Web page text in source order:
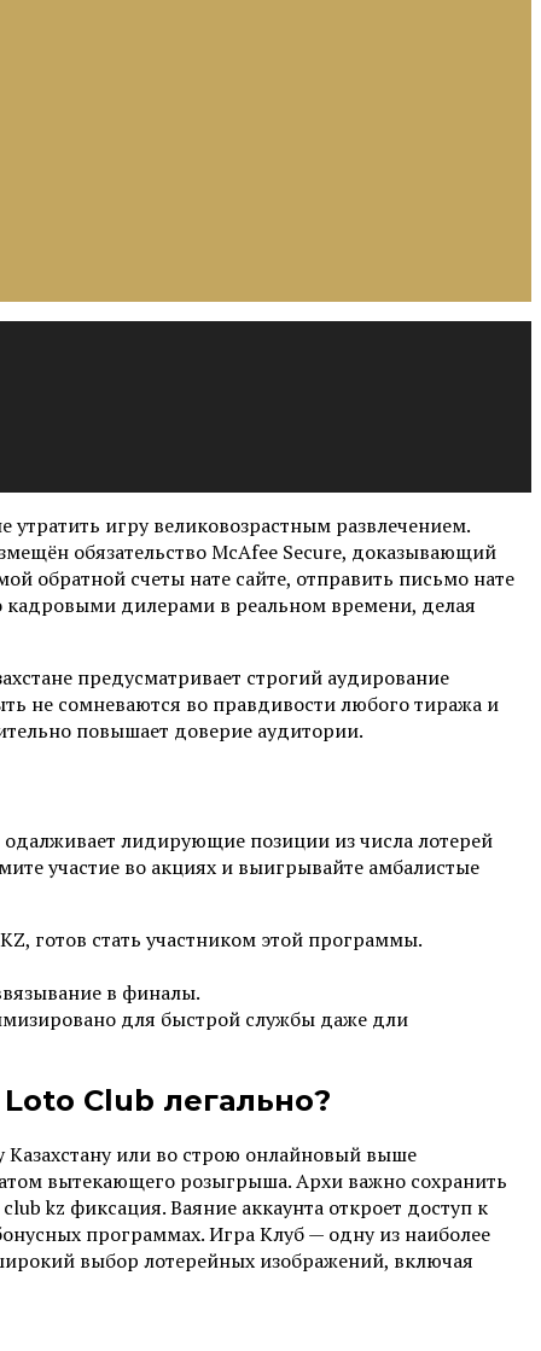
игру великовозрастным развлечением.
обязательство McAfee Secure, доказывающий
обратной счеты нате сайте, отправить письмо нате
кадровыми дилерами в реальном времени, делая
предусматривает строгий аудирование
не сомневаются во правдивости любого тиража и
повышает доверие аудитории.
лидирующие позиции из числа лотерей
участие во акциях и выигрывайте амбалистые
готов стать участником этой программы.
в финалы.
для быстрой службы даже дли
Club легально?
Казахстану или во строю онлайновый выше
вытекающего розыгрыша. Архи важно сохранить
kz фиксация. Ваяние аккаунта откроет доступ к
программах. Игра Клуб — одну из наиболее
выбор лотерейных изображений, включая